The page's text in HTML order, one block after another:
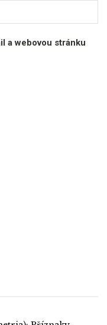
a webovou stránku